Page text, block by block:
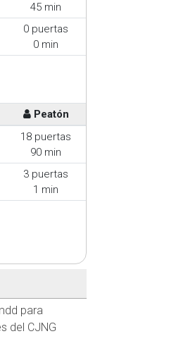
45 min
0 puertas
0 min
Peatón
18 puertas
90 min
3 puertas
1 min
para
del CJNG